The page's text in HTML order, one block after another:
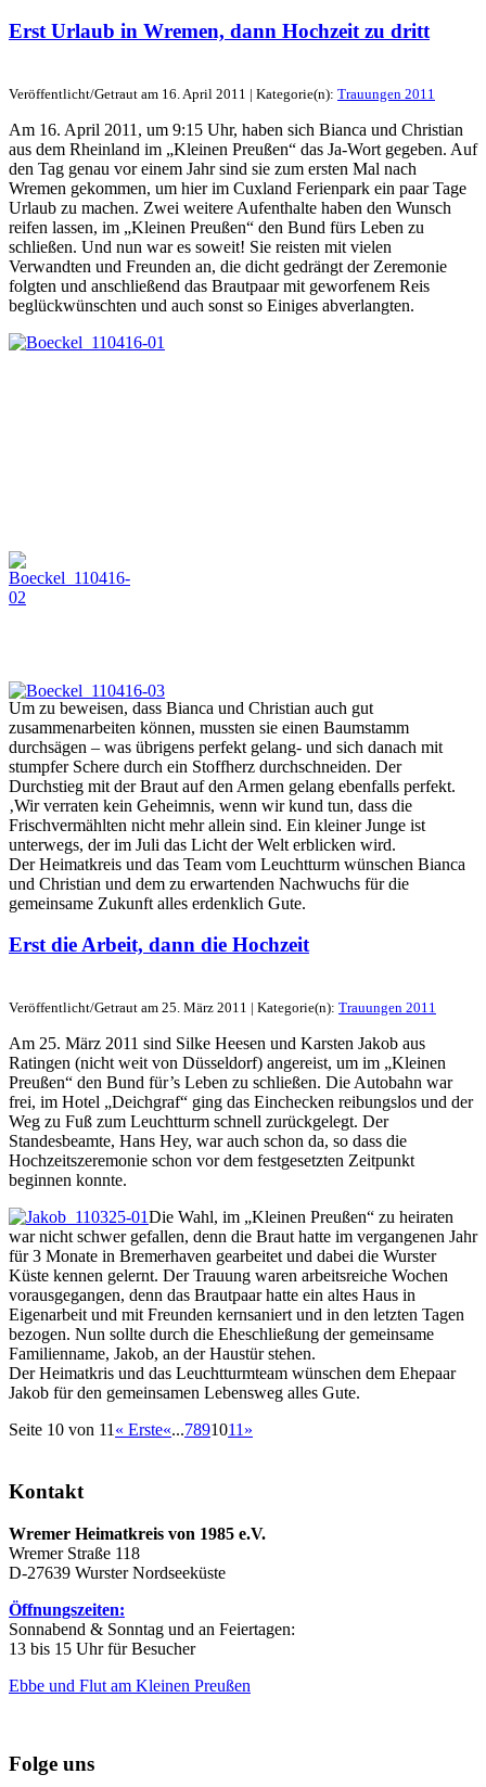
Erst Urlaub in Wremen, dann Hochzeit zu dritt
Veröffentlicht/Getraut am 16. April 2011 | Kategorie(n): Trauungen 2011
Am 16. April 2011, um 9:15 Uhr, haben sich Bianca und Christian
aus dem Rheinland im „Kleinen Preußen“ das Ja-Wort gegeben. Auf
den Tag genau vor einem Jahr sind sie zum ersten Mal nach
Wremen gekommen, um hier im Cuxland Ferienpark ein paar Tage
Urlaub zu machen. Zwei weitere Aufenthalte haben den Wunsch
reifen lassen, im „Kleinen Preußen“ den Bund fürs Leben zu
schließen. Und nun war es soweit! Sie reisten mit vielen
Verwandten und Freunden an, die dicht gedrängt der Zeremonie
folgten und anschließend das Brautpaar mit geworfenem Reis
beglückwünschten und auch sonst so Einiges abverlangten.
Um zu beweisen, dass Bianca und Christian auch gut
zusammenarbeiten können, mussten sie einen Baumstamm
durchsägen – was übrigens perfekt gelang- und sich danach mit
stumpfer Schere durch ein Stoffherz durchschneiden. Der
Durchstieg mit der Braut auf den Armen gelang ebenfalls perfekt.
‚Wir verraten kein Geheimnis, wenn wir kund tun, dass die
Frischvermählten nicht mehr allein sind. Ein kleiner Junge ist
unterwegs, der im Juli das Licht der Welt erblicken wird.
Der Heimatkreis und das Team vom Leuchtturm wünschen Bianca
und Christian und dem zu erwartenden Nachwuchs für die
gemeinsame Zukunft alles erdenklich Gute.
Erst die Arbeit, dann die Hochzeit
Veröffentlicht/Getraut am 25. März 2011 | Kategorie(n): Trauungen 2011
Am 25. März 2011 sind Silke Heesen und Karsten Jakob aus
Ratingen (nicht weit von Düsseldorf) angereist, um im „Kleinen
Preußen“ den Bund für’s Leben zu schließen. Die Autobahn war
frei, im Hotel „Deichgraf“ ging das Einchecken reibungslos und der
Weg zu Fuß zum Leuchtturm schnell zurückgelegt. Der
Standesbeamte, Hans Hey, war auch schon da, so dass die
Hochzeitszeremonie schon vor dem festgesetzten Zeitpunkt
beginnen konnte.
Die Wahl, im „Kleinen Preußen“ zu heiraten
war nicht schwer gefallen, denn die Braut hatte im vergangenen Jahr
für 3 Monate in Bremerhaven gearbeitet und dabei die Wurster
Küste kennen gelernt. Der Trauung waren arbeitsreiche Wochen
vorausgegangen, denn das Brautpaar hatte ein altes Haus in
Eigenarbeit und mit Freunden kernsaniert und in den letzten Tagen
bezogen. Nun sollte durch die Eheschließung der gemeinsame
Familienname, Jakob, an der Haustür stehen.
Der Heimatkris und das Leuchtturmteam wünschen dem Ehepaar
Jakob für den gemeinsamen Lebensweg alles Gute.
Seite 10 von 11 « Erste«...7891011 »
Kontakt
Wremer Heimatkreis von 1985 e.V.
Wremer Straße 118
D-27639 Wurster Nordseeküste
Öffnungszeiten:
Sonnabend & Sonntag und an Feiertagen:
13 bis 15 Uhr für Besucher
Ebbe und Flut am Kleinen Preußen
Folge uns